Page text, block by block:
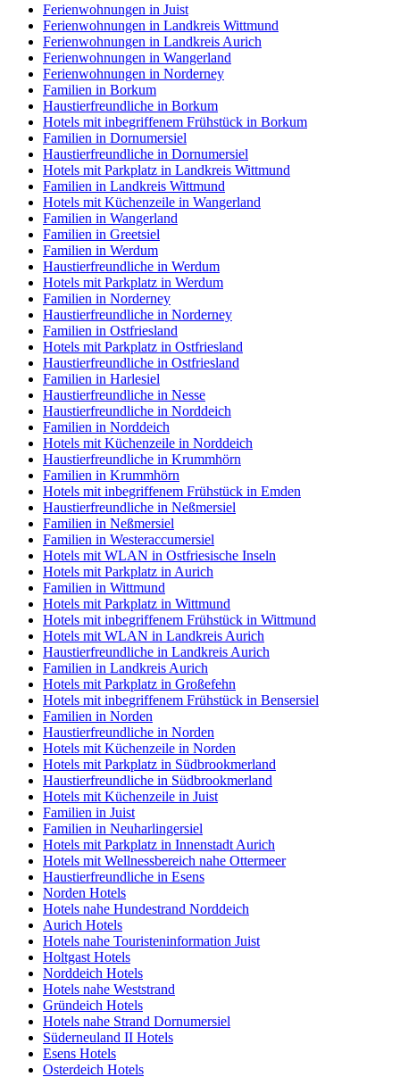
Ferienwohnungen in Juist
Ferienwohnungen in Landkreis Wittmund
Ferienwohnungen in Landkreis Aurich
Ferienwohnungen in Wangerland
Ferienwohnungen in Norderney
Familien in Borkum
Haustierfreundliche in Borkum
Hotels mit inbegriffenem Frühstück in Borkum
Familien in Dornumersiel
Haustierfreundliche in Dornumersiel
Hotels mit Parkplatz in Landkreis Wittmund
Familien in Landkreis Wittmund
Hotels mit Küchenzeile in Wangerland
Familien in Wangerland
Familien in Greetsiel
Familien in Werdum
Haustierfreundliche in Werdum
Hotels mit Parkplatz in Werdum
Familien in Norderney
Haustierfreundliche in Norderney
Familien in Ostfriesland
Hotels mit Parkplatz in Ostfriesland
Haustierfreundliche in Ostfriesland
Familien in Harlesiel
Haustierfreundliche in Nesse
Haustierfreundliche in Norddeich
Familien in Norddeich
Hotels mit Küchenzeile in Norddeich
Haustierfreundliche in Krummhörn
Familien in Krummhörn
Hotels mit inbegriffenem Frühstück in Emden
Haustierfreundliche in Neßmersiel
Familien in Neßmersiel
Familien in Westeraccumersiel
Hotels mit WLAN in Ostfriesische Inseln
Hotels mit Parkplatz in Aurich
Familien in Wittmund
Hotels mit Parkplatz in Wittmund
Hotels mit inbegriffenem Frühstück in Wittmund
Hotels mit WLAN in Landkreis Aurich
Haustierfreundliche in Landkreis Aurich
Familien in Landkreis Aurich
Hotels mit Parkplatz in Großefehn
Hotels mit inbegriffenem Frühstück in Bensersiel
Familien in Norden
Haustierfreundliche in Norden
Hotels mit Küchenzeile in Norden
Hotels mit Parkplatz in Südbrookmerland
Haustierfreundliche in Südbrookmerland
Hotels mit Küchenzeile in Juist
Familien in Juist
Familien in Neuharlingersiel
Hotels mit Parkplatz in Innenstadt Aurich
Hotels mit Wellnessbereich nahe Ottermeer
Haustierfreundliche in Esens
Norden Hotels
Hotels nahe Hundestrand Norddeich
Aurich Hotels
Hotels nahe Touristeninformation Juist
Holtgast Hotels
Norddeich Hotels
Hotels nahe Weststrand
Gründeich Hotels
Hotels nahe Strand Dornumersiel
Süderneuland II Hotels
Esens Hotels
Osterdeich Hotels